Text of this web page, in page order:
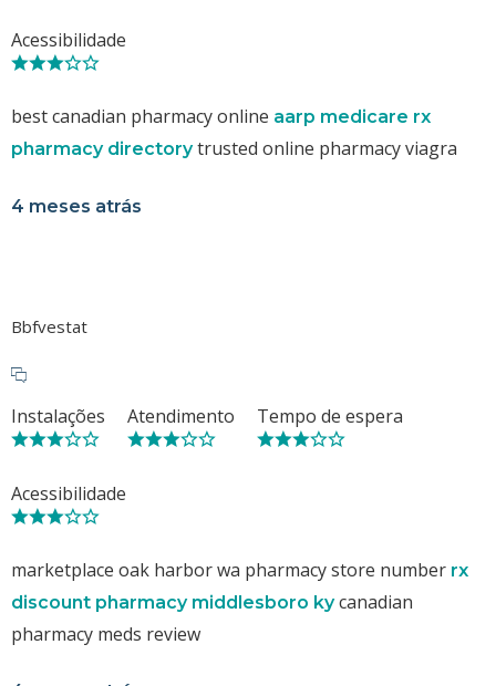
Acessibilidade
best canadian pharmacy online aarp medicare rx
pharmacy directorytrusted online pharmacy viagra
4 meses atrás
Bbfvestat
Instalações Atendimento Tempo de espera
Acessibilidade
marketplace oak harbor wa pharmacy store number rx
discount pharmacy middlesboro kycanadian
pharmacy meds review